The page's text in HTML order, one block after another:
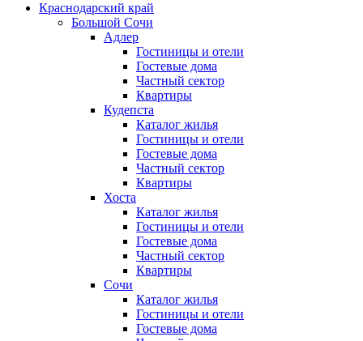
Краснодарский край
Большой Сочи
Адлер
Гостиницы и отели
Гостевые дома
Частный сектор
Квартиры
Кудепста
Каталог жилья
Гостиницы и отели
Гостевые дома
Частный сектор
Квартиры
Хоста
Каталог жилья
Гостиницы и отели
Гостевые дома
Частный сектор
Квартиры
Сочи
Каталог жилья
Гостиницы и отели
Гостевые дома